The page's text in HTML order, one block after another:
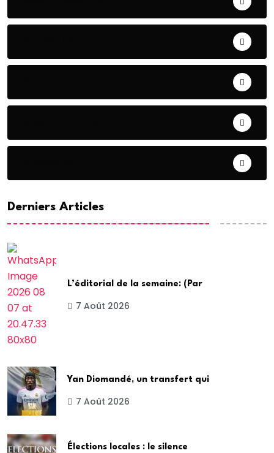
Derniers Articles
L’éditorial de la semaine: (Par
7 Août 2026
Yan Diomandé, un transfert qui
7 Août 2026
Élections locales : le silence